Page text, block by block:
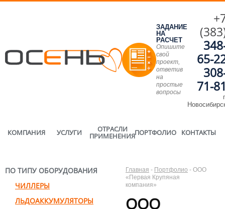
ЗАДАНИЕ
НА
РАСЧЕТ
Опишите
свой
проект,
ответив
на
простые
вопросы
65-
71-
КОМПАНИЯ УСЛУГИ ОТРАСЛИ
ПРИМЕНЕНИЯПОРТФОЛИО КОНТАКТЫ
ПО ТИПУ ОБОРУДОВАНИЯ
ЧИЛЛЕРЫ
ЛЬДОАККУМУЛЯТОРЫ
Главная - Портфолио - ООО
«Первая Крупяная
компания»
ООО